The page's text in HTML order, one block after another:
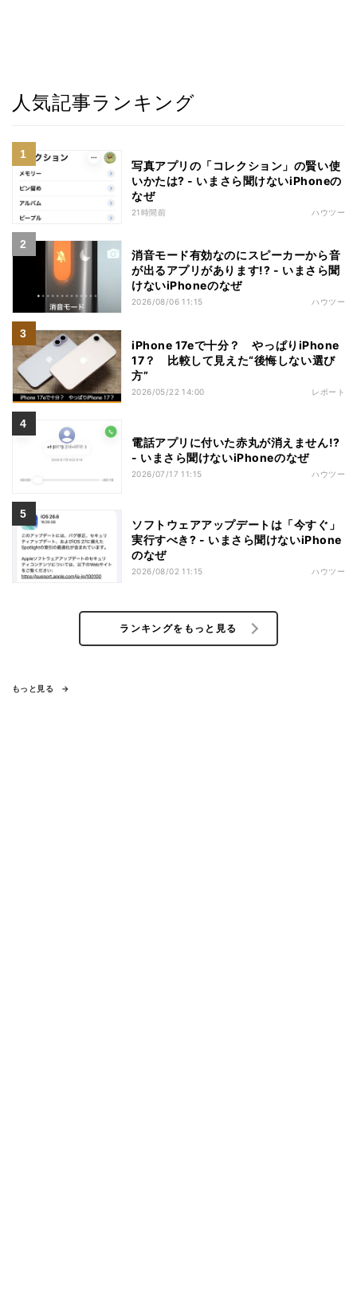
人気記事ランキング
写真アプリの「コレクション」の賢い使
いかたは? - いまさら聞けないiPhoneの
なぜ
21時間前 ハウツー
消音モード有効なのにスピーカーから音
が出るアプリがあります!? - いまさら聞
けないiPhoneのなぜ
2026/08/06 11:15 ハウツー
iPhone 17eで十分？ やっぱりiPhone
17？ 比較して見えた“後悔しない選び
方”
2026/05/22 14:00 レポート
電話アプリに付いた赤丸が消えません!?
- いまさら聞けないiPhoneのなぜ
2026/07/17 11:15 ハウツー
ソフトウェアアップデートは「今すぐ」
実行すべき? - いまさら聞けないiPhone
のなぜ
2026/08/02 11:15 ハウツー
ランキングをもっと見る
もっと見る